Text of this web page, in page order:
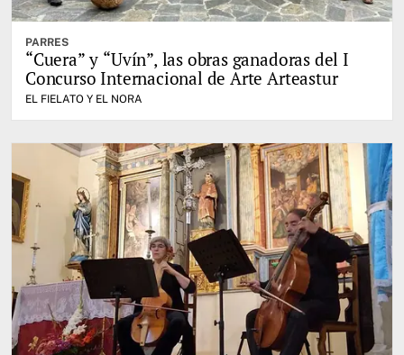
PARRES
“Cuera” y “Uvín”, las obras ganadoras del I
Concurso Internacional de Arte Arteastur
EL FIELATO Y EL NORA